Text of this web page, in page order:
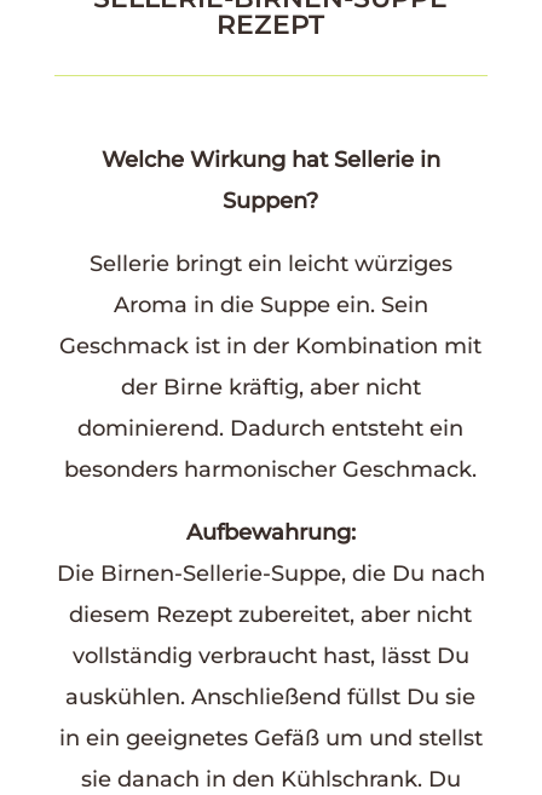
REZEPT
Welche Wirkung hat Sellerie in
Suppen?
Sellerie bringt ein leicht würziges
Aroma in die Suppe ein. Sein
Geschmack ist in der Kombination mit
der Birne kräftig, aber nicht
dominierend. Dadurch entsteht ein
besonders harmonischer Geschmack.
Aufbewahrung:
Die Birnen-Sellerie-Suppe, die Du nach
diesem Rezept zubereitet, aber nicht
vollständig verbraucht hast, lässt Du
auskühlen. Anschließend füllst Du sie
in ein geeignetes Gefäß um und stellst
sie danach in den Kühlschrank. Du